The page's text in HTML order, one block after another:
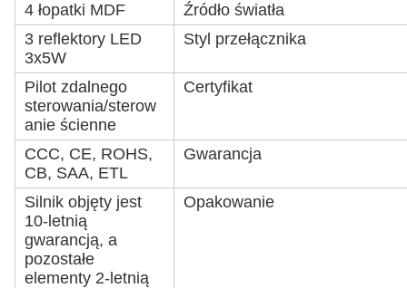
4 łopatki MDF
Źródło światła
3 reflektory LED
3x5W
Styl przełącznika
Pilot zdalnego
sterowania/sterow
anie ścienne
Certyfikat
CCC, CE, ROHS,
CB, SAA, ETL
Gwarancja
Silnik objęty jest
10-letnią
gwarancją, a
pozostałe
elementy 2-letnią
Opakowanie